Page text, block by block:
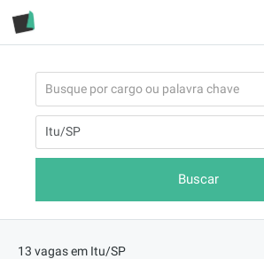
Buscar
13 vagas em Itu/SP